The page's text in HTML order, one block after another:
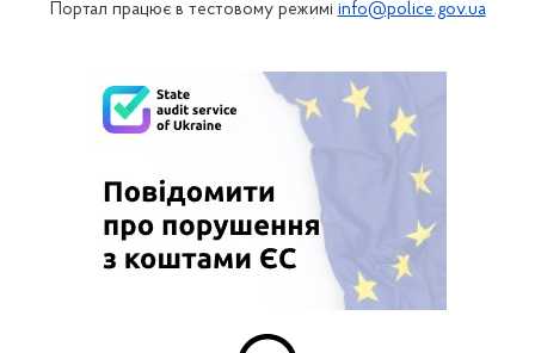
Портал працює в тестовому режимі info@police.gov.ua